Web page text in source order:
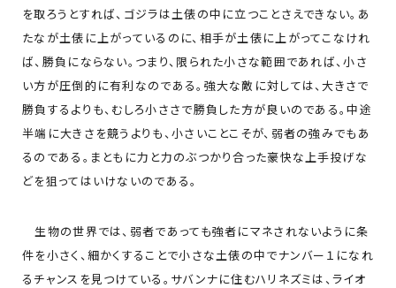
を取ろうとすれば、ゴジラは土俵の中に立つことさえできない。あ
たなが土俵に上がっているのに、相手が土俵に上がってこなけれ
ば、勝負にならない。つまり、限られた小さな範囲であれば、小さ
い方が圧倒的に有利なのである。強大な敵に対しては、大きさで
勝負するよりも、むしろ小ささで勝負した方が良いのである。中途
半端に大きさを競うよりも、小さいことこそが、弱者の強みでもあ
るのである。まともに力と力のぶつかり合った豪快な上手投げな
どを狙ってはいけないのである。
生物の世界では、弱者であっても強者にマネされないように条
件を小さく、細かくすることで小さな土俵の中でナンバー１になれ
るチャンスを見つけている。サバンナに住むハリネズミは、ライオ